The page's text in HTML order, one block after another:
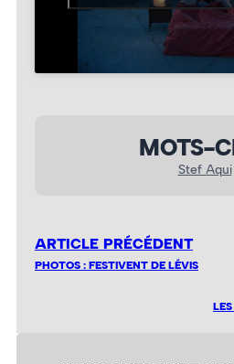
MOTS-
Stef Aqui
ARTICLE PRÉCÉDENT
PHOTOS : FESTIVENT DE LÉVIS